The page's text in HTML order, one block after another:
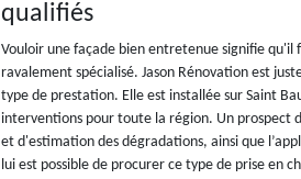
qualifiés
Vouloir une façade bien entretenue signifie
ravalement spécialisé. Jason Rénovation est
type de prestation. Elle est installée sur Saint
interventions pour toute la région. Un prospect
et d'estimation des dégradations, ainsi que
lui est possible de procurer ce type de prise en